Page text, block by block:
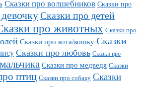
Сказки про волшебников Сказки про
Сказки про детей
про животных Сказки про
Сказки про кота/кошку Сказки
Сказки про любовь Сказки про
Сказки про медведя Сказки
птиц Сказки про собаку Сказки